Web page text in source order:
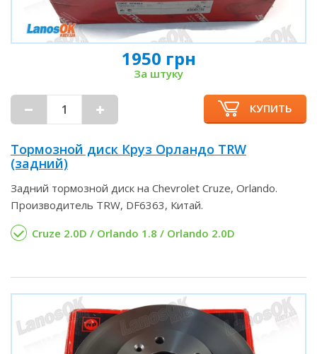
1950 грн
За штуку
КУПИТЬ
Тормозной диск Круз Орландо TRW
(задний)
Задний тормозной диск на Chevrolet Cruze, Orlando.
Производитель TRW, DF6363, Китай.
Cruze 2.0D / Orlando 1.8 / Orlando 2.0D